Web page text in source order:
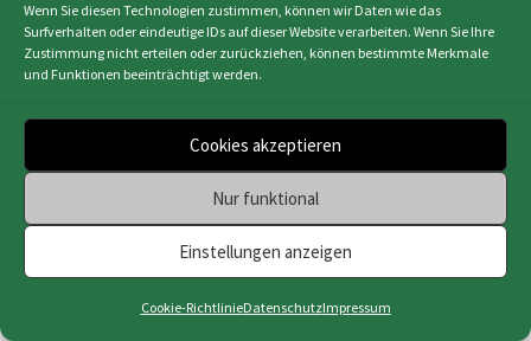
Wenn Sie diesen Technologien zustimmen, können wir Daten wie das
Surfverhalten oder eindeutige IDs auf dieser Website verarbeiten. Wenn Sie Ihre
Zustimmung nicht erteilen oder zurückziehen, können bestimmte Merkmale
und Funktionen beeinträchtigt werden.
Cookies akzeptieren
Nur funktional
Einstellungen anzeigen
Cookie-RichtlinieDatenschutzImpressum
Webdesign & Programmierung | HMF-IT
Osnabrück